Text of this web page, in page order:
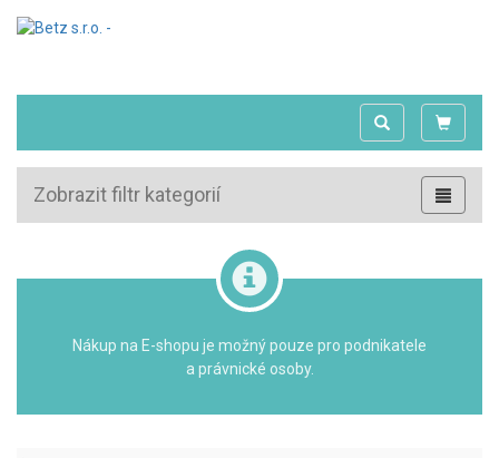
Zobrazit filtr kategorií
Nákup na E-shopu je možný pouze pro podnikatele
a právnické osoby.